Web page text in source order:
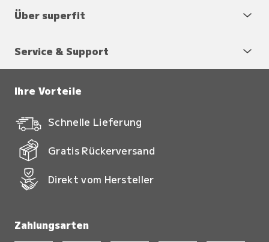
Über superfit
Service & Support
Ihre Vorteile
Schnelle Lieferung
Gratis Rückerversand
Direkt vom Hersteller
Zahlungsarten